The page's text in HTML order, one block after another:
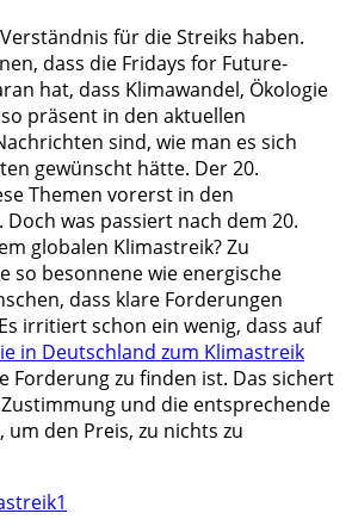
für die Streiks haben.
dass die Fridays for Future-
hat, dass Klimawandel, Ökologie
präsent in den aktuellen
sind, wie man es sich
gewünscht hätte. Der 20.
Themen vorerst in den
Doch was passiert nach dem 20.
globalen Klimastreik? Zu
so besonnene wie energische
dass klare Forderungen
irritiert schon ein wenig, dass auf
in Deutschland zum Klimastreik
Forderung zu finden ist. Das sichert
und die entsprechende
den Preis, zu nichts zu